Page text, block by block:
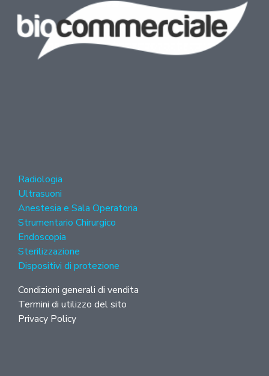
Radiologia
Ultrasuoni
Anestesia e Sala Operatoria
Strumentario Chirurgico
Endoscopia
Sterilizzazione
Dispositivi di protezione
Condizioni generali di vendita
Termini di utilizzo del sito
Privacy Policy